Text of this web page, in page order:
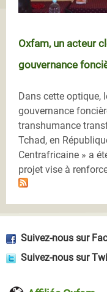
Oxfam, un acteur
gouvernance
Dans cette optique,
gouvernance
transhumance
Tchad, en
Centrafricaine » a
projet vise à
Suivez-nous sur
Suivez-nous sur